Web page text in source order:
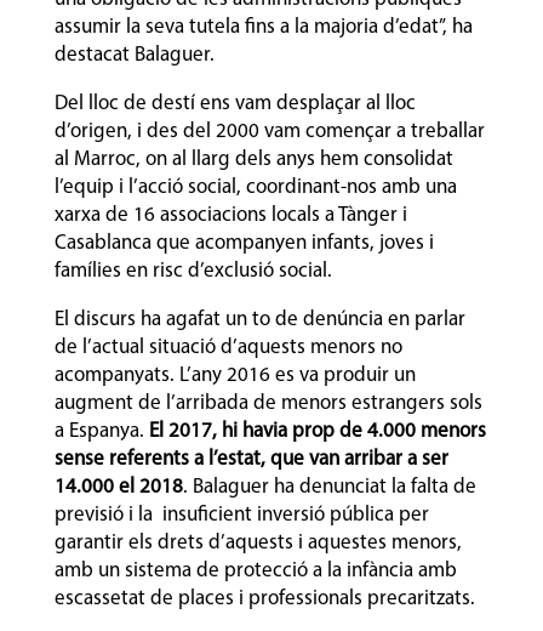
assumir la seva tutela fins a la majoria d’edat”, ha
destacat Balaguer.
Del lloc de destí ens vam desplaçar al lloc
d’origen, i des del 2000 vam començar a treballar
al Marroc, on al llarg dels anys hem consolidat
l’equip i l’acció social, coordinant-nos amb una
xarxa de 16 associacions locals a Tànger i
Casablanca que acompanyen infants, joves i
famílies en risc d’exclusió social.
El discurs ha agafat un to de denúncia en parlar
de l’actual situació d’aquests menors no
acompanyats. L’any 2016 es va produir un
augment de l’arribada de menors estrangers sols
a Espanya. El 2017, hi havia prop de 4.000 menors
sense referents a l’estat, que van arribar a ser
14.000 el 2018. Balaguer ha denunciat la falta de
previsió i la insuficient inversió pública per
garantir els drets d’aquests i aquestes menors,
amb un sistema de protecció a la infància amb
escassetat de places i professionals precaritzats.